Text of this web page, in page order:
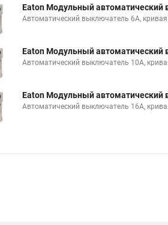
Eaton Модульный автоматический
Автоматический выключатель 6А,
Eaton Модульный автоматический
Автоматический выключатель 10А,
Eaton Модульный автоматический
Автоматический выключатель 16А,